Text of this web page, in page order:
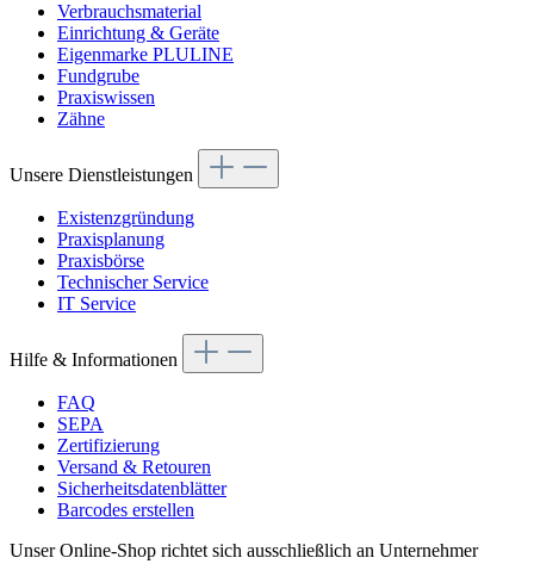
Verbrauchsmaterial
Einrichtung & Geräte
Eigenmarke PLULINE
Fundgrube
Praxiswissen
Zähne
Unsere Dienstleistungen
Existenzgründung
Praxisplanung
Praxisbörse
Technischer Service
IT Service
Hilfe & Informationen
FAQ
SEPA
Zertifizierung
Versand & Retouren
Sicherheitsdatenblätter
Barcodes erstellen
Unser Online-Shop richtet sich ausschließlich an Unternehmer